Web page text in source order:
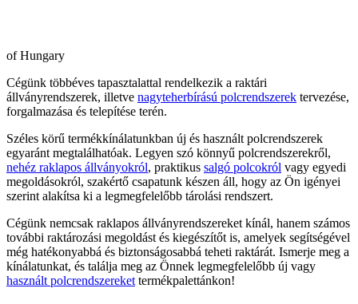
of Hungary
Cégünk többéves tapasztalattal rendelkezik a raktári
állványrendszerek, illetve nagyteherbírású polcrendszerek tervezése,
forgalmazása és telepítése terén.
Széles körű termékkínálatunkban új és használt polcrendszerek
egyaránt megtalálhatóak. Legyen szó könnyű polcrendszerekről,
nehéz raklapos állványokról, praktikus salgó polcokról vagy egyedi
megoldásokról, szakértő csapatunk készen áll, hogy az Ön igényei
szerint alakítsa ki a legmegfelelőbb tárolási rendszert.
Cégünk nemcsak raklapos állványrendszereket kínál, hanem számos
további raktározási megoldást és kiegészítőt is, amelyek segítségével
még hatékonyabbá és biztonságosabbá teheti raktárát. Ismerje meg a
kínálatunkat, és találja meg az Önnek legmegfelelőbb új vagy
használt polcrendszereket termékpalettánkon!